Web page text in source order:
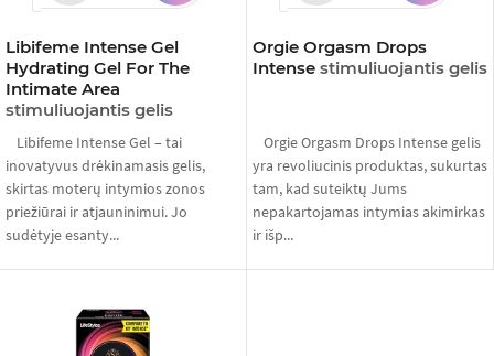
Libifeme Intense Gel
Hydrating Gel For The
Intimate Area
stimuliuojantis gelis
Libifeme Intense Gel – tai
inovatyvus drėkinamasis gelis,
skirtas moterų intymios zonos
priežiūrai ir atjauninimui. Jo
sudėtyje esanty...
Orgie Orgasm Drops
Intense stimuliuojantis gelis
Orgie Orgasm Drops Intense gelis
yra revoliucinis produktas, sukurtas
tam, kad suteiktų Jums
nepakartojamas intymias akimirkas
ir išp...